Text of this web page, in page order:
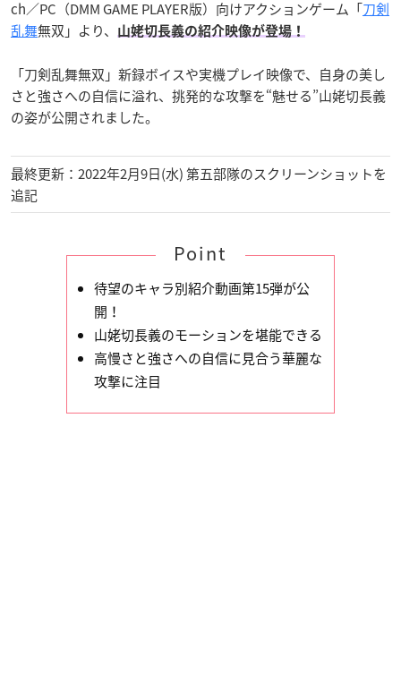
ch／PC（DMM GAME PLAYER版）向けアクションゲーム「刀剣
乱舞無双」より、 山姥切長義の紹介映像が登場！
「刀剣乱舞無双」新録ボイスや実機プレイ映像で、自身の美し
さと強さへの自信に溢れ、挑発的な攻撃を“魅せる”山姥切長義
の姿が公開されました。
最終更新：2022年2月9日(水) 第五部隊のスクリーンショットを
追記
Point
待望のキャラ別紹介動画第15弾が公
開！
山姥切長義のモーションを堪能できる
高慢さと強さへの自信に見合う華麗な
攻撃に注目